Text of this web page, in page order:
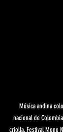
Música andina
nacional de
criolla. Festival Mono